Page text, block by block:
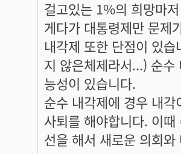
걸고있는 1%의 희망마
게다가 대통령제만 문제
내각제 또한 단점이 있
지 않은체제라서...) 순
능성이 있습니다.
순수 내각제에 경우 내
사퇴를 해야합니다. 이
선을 해서 새로운 의회